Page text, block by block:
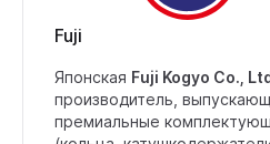
Fuji
Японская Fuji Kogyo Co.,
производитель,
премиальные